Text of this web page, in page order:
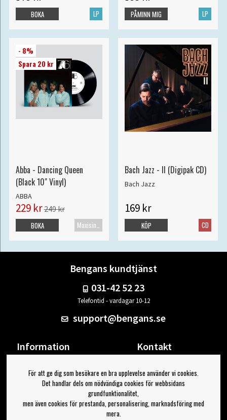
LP
BOKA LP
PÅMINN MIG
- 8%
Spara 20 kr
Abba - Dancing Queen
(Black 10" Vinyl)
ABBA
229 kr249 kr
Maxisingel
BOKA
Bach Jazz - II (Digipak CD)
Bach Jazz
169 kr
CD
KÖP
Bengans kundtjänst
031-42 52 23
Telefontid - vardagar 10-12
support@bengans.se
Information
Om Bengans
FAQ / Köp- & Leveransvillkor
Kontakt
Din sida
Logga ut
Jag vill ha tips från Bengans
För att ge dig som besökare en bra upplevelse använder vi cookies.
Det handlar dels om nödvändiga cookies för webbsidans
grundfunktionalitet,
men även cookies för prestanda, personalisering, marknadsföring med
mera.